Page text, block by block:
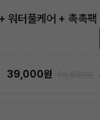
워터풀케어 + 촉촉팩
39,000원